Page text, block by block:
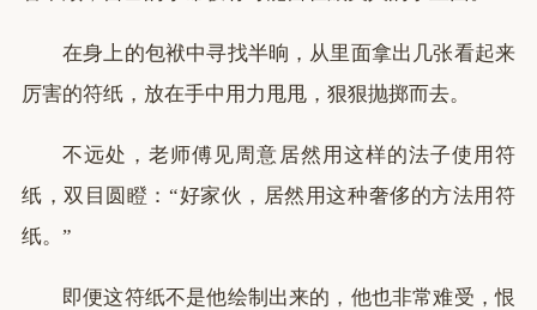
在身上的包袱中寻找半晌，从里面拿出几张看起来
厉害的符纸，放在手中用力甩甩，狠狠抛掷而去。
不远处，老师傅见周意居然用这样的法子使用符
纸，双目圆瞪：“好家伙，居然用这种奢侈的方法用符
纸。”
即便这符纸不是他绘制出来的，他也非常难受，恨